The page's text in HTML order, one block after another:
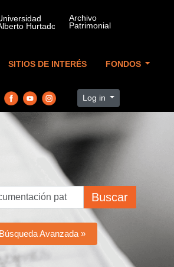
SITIOS DE INTERÉS FONDOS
Log in
Buscar
Búsqueda Avanzada »